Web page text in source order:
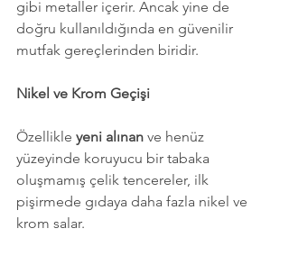
gibi metaller içerir. Ancak yine de
doğru kullanıldığında en güvenilir
mutfak gereçlerinden biridir.
Nikel ve Krom Geçişi
Özellikle yeni alınan ve henüz
yüzeyinde koruyucu bir tabaka
oluşmamış çelik tencereler, ilk
pişirmede gıdaya daha fazla nikel ve
krom salar.